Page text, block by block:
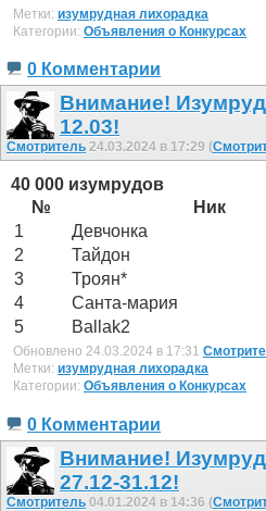
Метки: изумрудная лихорадка
Категории: Объявления о Конкурсах
0 Комментарии
Внимание!
12.03!
Смотритель 24.03.2024 в 17:29 (
40 000 изумрудов
№
Ник
1
Девчонка
2
Тайдон
3
Троян*
4
Санта-мария
5
Ballak2
Обновлено 24.03.2024 в 17:31
Метки: изумрудная лихорадка
Категории: Объявления о Конкурсах
0 Комментарии
Внимание!
27.12-31.12!
Смотритель 04.01.2024 в 14:36 (